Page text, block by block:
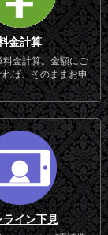
金計算
料金計算。金額にご
ば、そのままお申
ライン下見